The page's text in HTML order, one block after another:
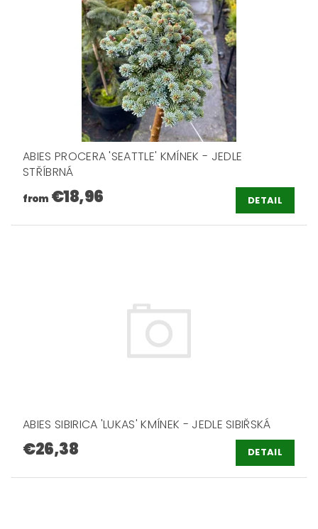
ABIES PROCERA 'SEATTLE' KMÍNEK - JEDLE
STŘÍBRNÁ
from €18,96 DETAIL
ABIES SIBIRICA 'LUKAS' KMÍNEK - JEDLE SIBIŘSKÁ
€26,38 DETAIL